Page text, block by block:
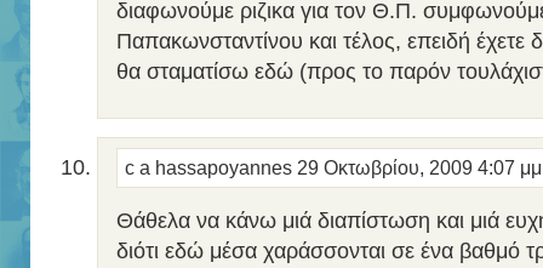
διαφωνούμε ριζικα για τον Θ.Π.
Παπακωνσταντίνου και τέλος, επειδή έχετε
θα σταματίσω εδώ (προς το παρόν
c a hassapoyannes 29 Οκτωβρίου, 2009 4:07
Θάθελα να κάνω μιά διαπίστωση και μιά
διότι εδώ μέσα χαράσσονται σε ένα βαθμό